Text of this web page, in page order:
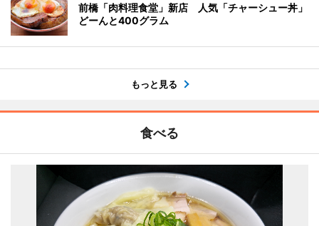
前橋「肉料理食堂」新店 人気「チャーシュー丼」
どーんと400グラム
もっと見る
食べる